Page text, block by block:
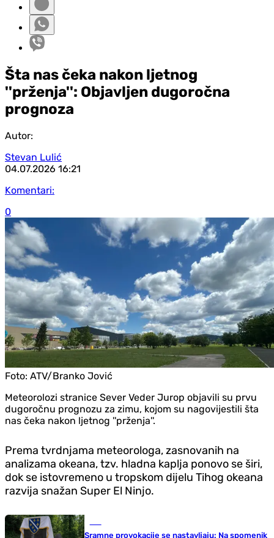
Šta nas čeka nakon ljetnog
''prženja'': Objavljen dugoročna
prognoza
Autor:
Stevan Lulić
04.07.2026 16:21
Komentari:
0
Foto: ATV/Branko Jović
Meteorolozi stranice Sever Veder Jurop objavili su prvu
dugoročnu prognozu za zimu, kojom su nagovijestili šta
nas čeka nakon ljetnog ''prženja''.
Prema tvrdnjama meteorologa, zasnovanih na
analizama okeana, tzv. hladna kaplja ponovo se širi,
dok se istovremeno u tropskom dijelu Tihog okeana
razvija snažan Super El Ninjo.
Sramne provokacije se nastavljaju: Na spomenik